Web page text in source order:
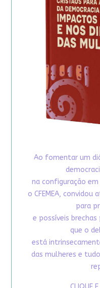
Ao fomentar um
na configuração
o CFEMEA,
para
e possíveis
que o
está
das mulheres e